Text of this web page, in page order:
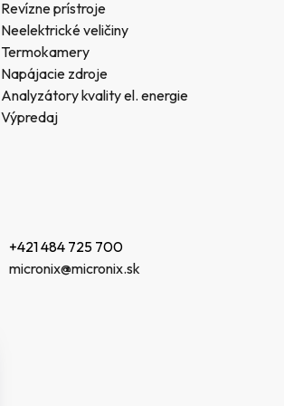
Revízne prístroje
Neelektrické veličiny
Termokamery
Napájacie zdroje
Analyzátory kvality el. energie
Výpredaj
+421 484 725 700
micronix@micronix.sk